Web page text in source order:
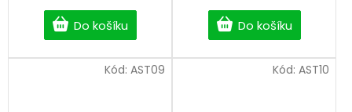
Do košíku
28x20mm.
Do košíku
28x20mm.
Kód: AST09 Kód: AST10